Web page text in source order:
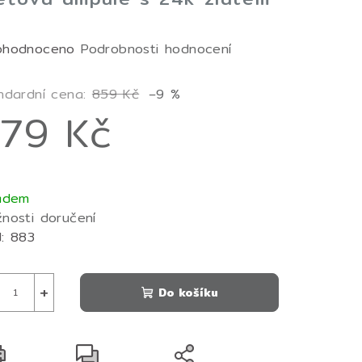
Podrobnosti hodnocení
cena: 859 Kč –9 %
Kč
doručení
883
+ Do košíku